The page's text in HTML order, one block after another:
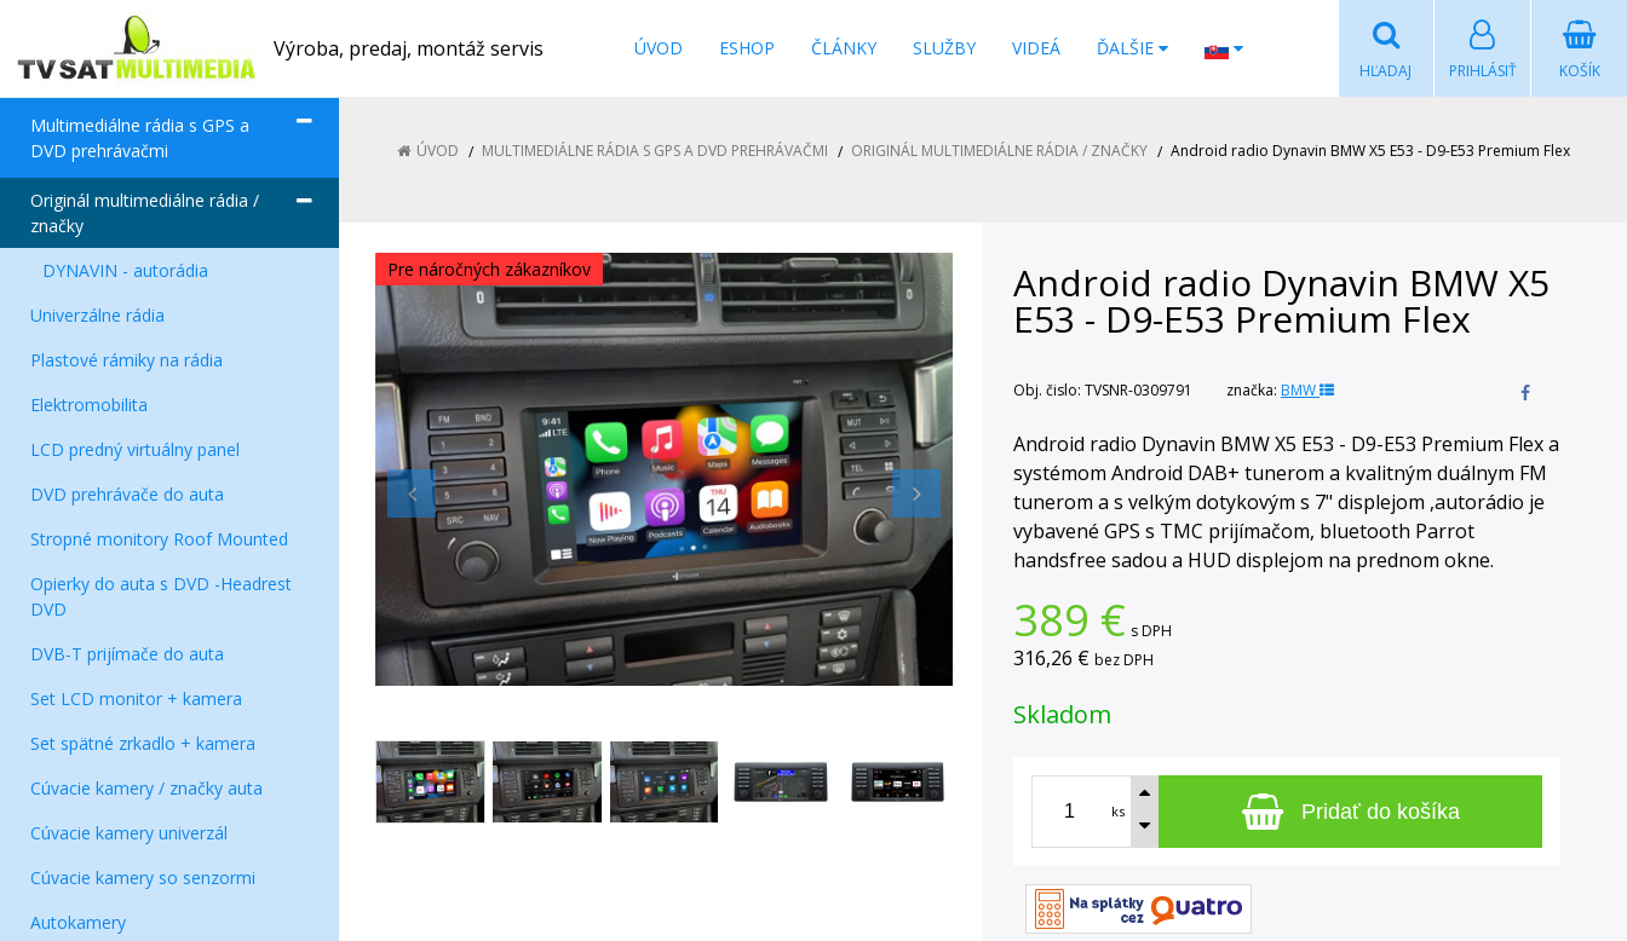
Výroba, predaj, montáž servis ÚVOD ESHOP ČLÁNKY SLUŽBY VIDEÁ ĎALŠIE
KOŠÍK
PRIHLÁSIŤ
HĽADAJ
Multimediálne rádia s GPS a
DVD prehrávačmi
Originál multimediálne rádia /
značky
DYNAVIN - autorádia
Univerzálne rádia
Plastové rámiky na rádia
Elektromobilita
LCD predný virtuálny panel
DVD prehrávače do auta
Stropné monitory Roof Mounted
Opierky do auta s DVD -Headrest
DVD
DVB-T prijímače do auta
Set LCD monitor + kamera
Set spätné zrkadlo + kamera
Cúvacie kamery / značky auta
Cúvacie kamery univerzál
Cúvacie kamery so senzormi
Autokamery
ÚVOD MULTIMEDIÁLNE RÁDIA S GPS A DVD PREHRÁVAČMI ORIGINÁL MULTIMEDIÁLNE RÁDIA / ZNAČKY Android radio Dynavin BMW X5 E53 - D9-E53 Premium Flex
Pre náročných zákazníkov Android radio Dynavin BMW X5
E53 - D9-E53 Premium Flex
Obj. čislo: TVSNR-0309791 značka: BMW
Android radio Dynavin BMW X5 E53 - D9-E53 Premium Flex a
systémom Android DAB+ tunerom a kvalitným duálnym FM
tunerom a s velkým dotykovým s 7" displejom ,autorádio je
vybavené GPS s TMC prijímačom, bluetooth Parrot
handsfree sadou a HUD displejom na prednom okne.
389 € s DPH
316,26 € bez DPH
Skladom
ks Pridať do košíka